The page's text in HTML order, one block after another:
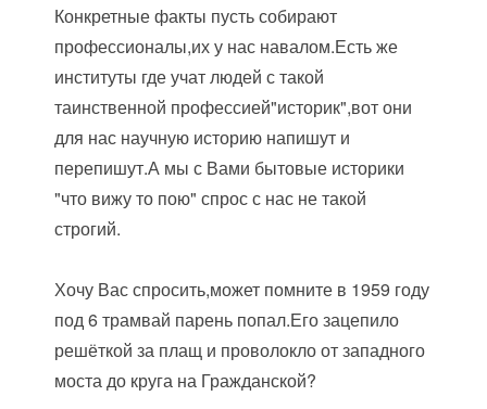
Конкретные факты пусть собирают
профессионалы,их у нас навалом.Есть же
институты где учат людей с такой
таинственной профессией"историк",вот они
для нас научную историю напишут и
перепишут.А мы с Вами бытовые историки
"что вижу то пою" спрос с нас не такой
строгий.
Хочу Вас спросить,может помните в 1959 году
под 6 трамвай парень попал.Его зацепило
решёткой за плащ и проволокло от западного
моста до круга на Гражданской?